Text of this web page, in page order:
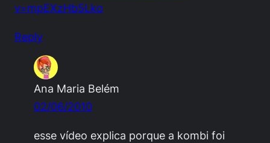
v=mpEXzHb5Lko
Reply
Ana Maria Belém
02/06/2010
esse vídeo explica porque a kombi foi